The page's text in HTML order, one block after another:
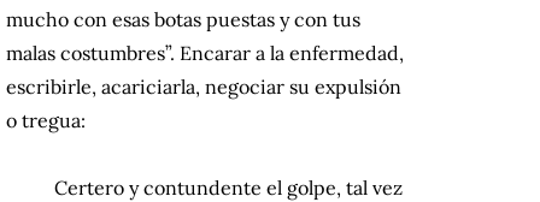
mucho con esas botas puestas y con tus
malas costumbres”. Encarar a la enfermedad,
escribirle, acariciarla, negociar su expulsión
o tregua:
Certero y contundente el golpe, tal vez